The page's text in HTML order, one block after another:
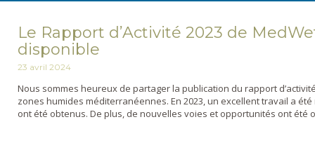
Le Rapport d’Activité 2023 de
disponible
23 avril 2024
Nous sommes heureux de partager la publication du rapport
zones humides méditerranéennes. En 2023, un excellent travail a
ont été obtenus. De plus, de nouvelles voies et opportunités ont été